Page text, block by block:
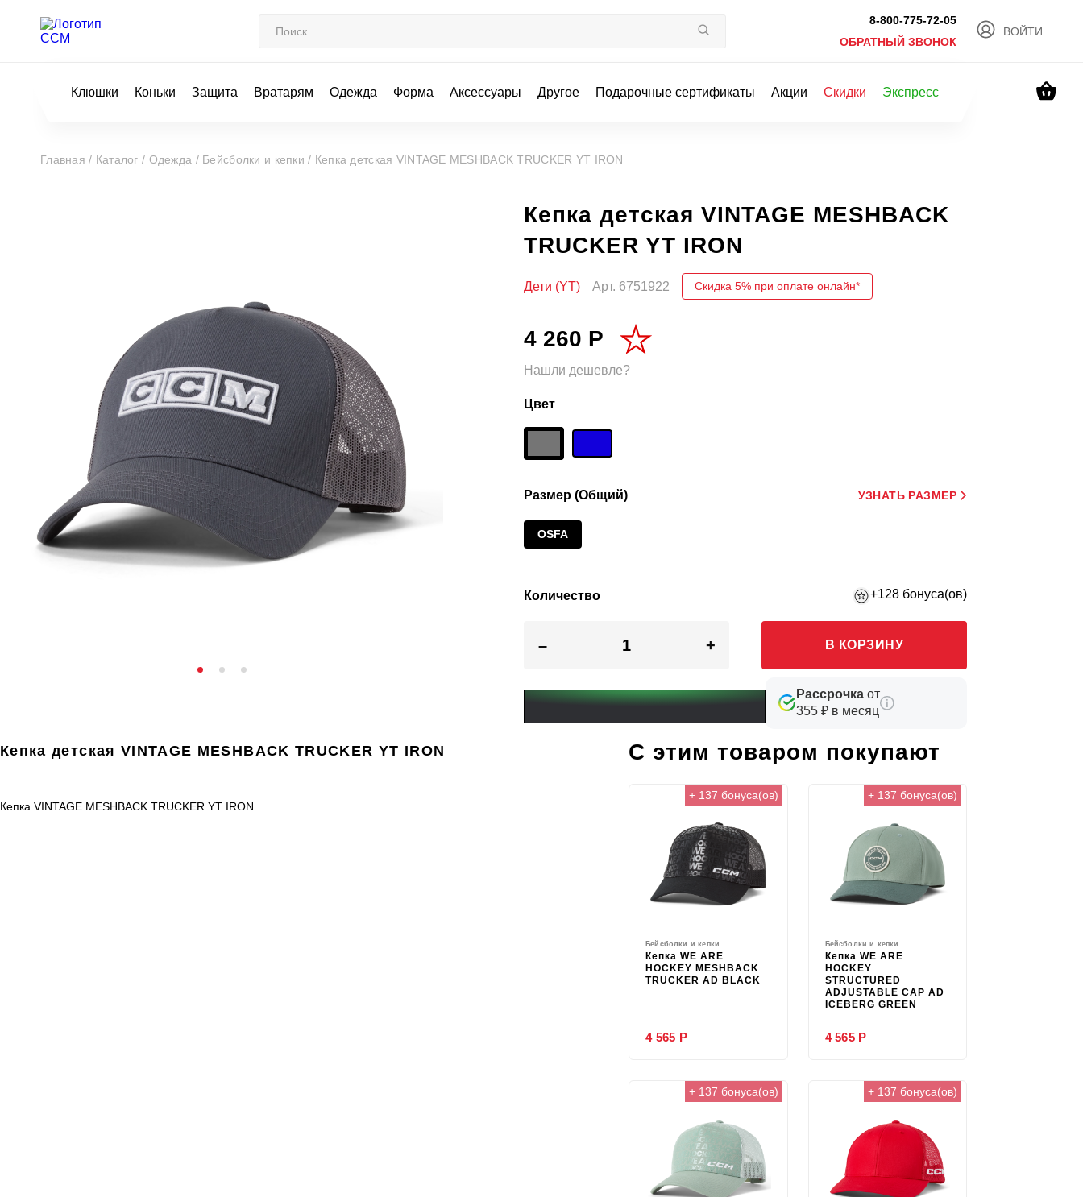
8-800-775-72-05
ОБРАТНЫЙ ЗВОНОК
ВОЙТИ
Клюшки Коньки Защита Вратарям Одежда Форма Аксессуары Другое Подарочные сертификаты Акции Скидки Экспресс
Главная / Каталог / Одежда / Бейсболки и кепки / Кепка детская VINTAGE MESHBACK TRUCKER YT IRON
Кепка детская VINTAGE MESHBACK
TRUCKER YT IRON
Дети (YT) Арт. 6751922 Скидка 5% при оплате онлайн*
4 260 Р
Нашли дешевле?
Цвет
Размер (Общий) УЗНАТЬ РАЗМЕР
OSFA
Количество +128 бонуса(ов)
– + В КОРЗИНУ
Рассрочка от
355 ₽ в месяц
Кепка детская VINTAGE MESHBACK TRUCKER YT IRON
Кепка VINTAGE MESHBACK TRUCKER YT IRON
С этим товаром покупают
+ 137 бонуса(ов)
Бейсболки и кепки
Кепка WE ARE
HOCKEY MESHBACK
TRUCKER AD BLACK
4 565 Р
+ 137 бонуса(ов)
Бейсболки и кепки
Кепка WE ARE
HOCKEY
STRUCTURED
ADJUSTABLE CAP AD
ICEBERG GREEN
4 565 Р
+ 137 бонуса(ов) + 137 бонуса(ов)